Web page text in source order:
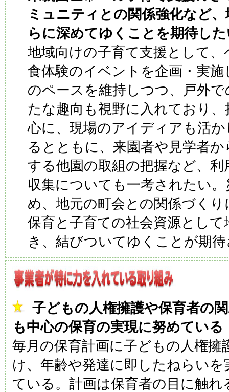
ミュニティとの関係強化など
らに深めてゆくことを期待し
地域向けの子育て支援として
食体験のイベントを企画・実
のペースを維持しつつ、戸外
たな趣向も視野に入れており
心に、現場のアイディアも活
るとともに、来園者や見学者
する他園の取組の把握など、
収集についても一考されたい
め、地元の町会との関係づく
保育と子育ての社会資源とし
き、結びついてゆくことが期
子どもの人権擁護や保育者の
も中心の保育の実現に努めている
毎月の保育計画に子どもの人権擁
け、年齢や発達に即したねらい
ている。計画は保育者の目に触